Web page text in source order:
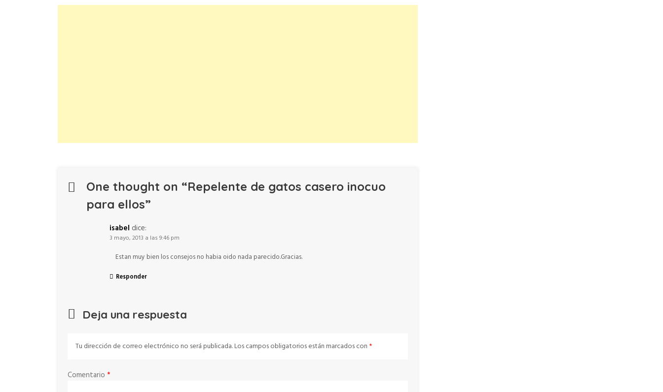
One thought on “Repelente de gatos casero inocuo
para ellos”
isabel dice:
3 mayo, 2013 a las 9:46 pm
Estan muy bien los consejos no habia oido nada parecido.Gracias.
Responder
Deja una respuesta
Tu dirección de correo electrónico no será publicada.Los campos obligatorios están marcados con *
Comentario *